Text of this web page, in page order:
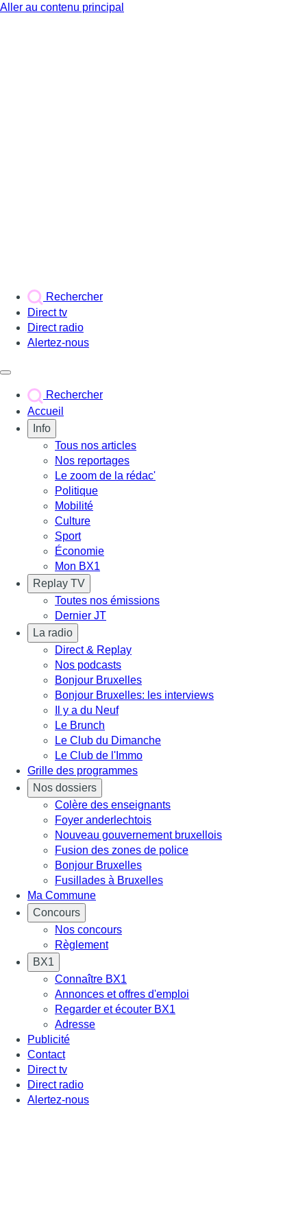
Aller au contenu principal
Rechercher
Direct tv
Direct radio
Alertez-nous
Rechercher
Accueil
Info
Tous nos articles
Nos reportages
Le zoom de la rédac'
Politique
Mobilité
Culture
Sport
Économie
Mon BX1
Replay TV
Toutes nos émissions
Dernier JT
La radio
Direct & Replay
Nos podcasts
Bonjour Bruxelles
Bonjour Bruxelles: les interviews
Il y a du Neuf
Le Brunch
Le Club du Dimanche
Le Club de l'Immo
Grille des programmes
Nos dossiers
Colère des enseignants
Foyer anderlechtois
Nouveau gouvernement bruxellois
Fusion des zones de police
Bonjour Bruxelles
Fusillades à Bruxelles
Ma Commune
Concours
Nos concours
Règlement
BX1
Connaître BX1
Annonces et offres d'emploi
Regarder et écouter BX1
Adresse
Publicité
Contact
Direct tv
Direct radio
Alertez-nous